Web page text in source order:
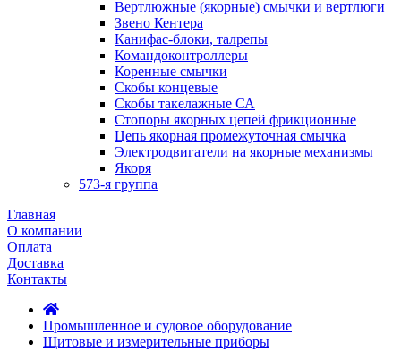
Вертлюжные (якорные) смычки и вертлюги
Звено Кентера
Канифас-блоки, талрепы
Командоконтроллеры
Коренные смычки
Скобы концевые
Скобы такелажные СА
Стопоры якорных цепей фрикционные
Цепь якорная промежуточная смычка
Электродвигатели на якорные механизмы
Якоря
573-я группа
Главная
О компании
Оплата
Доставка
Контакты
Промышленное и судовое оборудование
Щитовые и измерительные приборы